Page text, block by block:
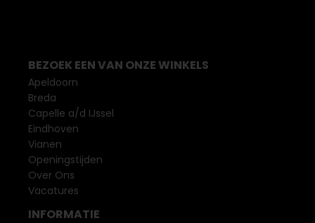
BEZOEK EEN VAN ONZE WINKELS
Apeldoorn
Breda
Capelle a/d IJssel
Eindhoven
Vianen
Openingstijden
Over Ons
Vacatures
INFORMATIE